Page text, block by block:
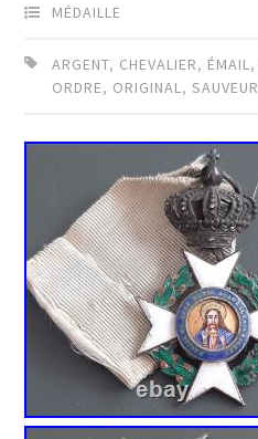
MÉDAILLE
ARGENT, CHEVALIER, ÉMAIL,
ORDRE, ORIGINAL,SAUVEUR